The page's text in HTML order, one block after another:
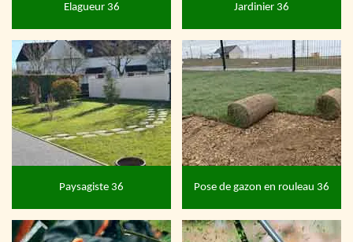
Elagueur 36 Jardinier 36
Paysagiste 36 Pose de gazon en rouleau 36